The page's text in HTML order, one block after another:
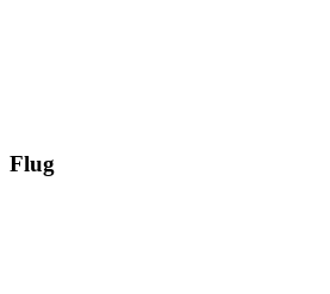
Flug